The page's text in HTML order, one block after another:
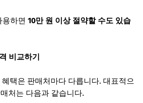
용하면 10만 원 이상 절약할 수도 있습
비교하기
택은 판매처마다 다릅니다. 대표적으
처는 다음과 같습니다.